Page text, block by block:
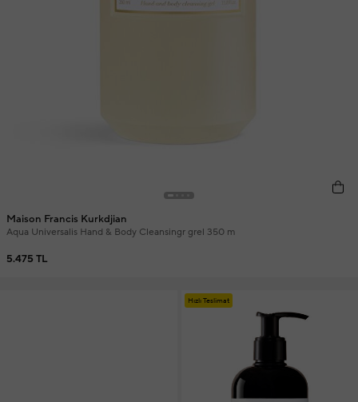
Maison Francis Kurkdjian
Aqua Universalis Hand & Body Cleansingr grel 350 m
5.475 TL
Hızlı Teslimat